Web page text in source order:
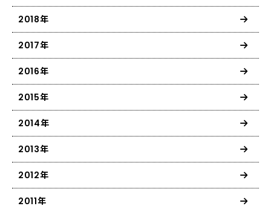
2018年
2017年
2016年
2015年
2014年
2013年
2012年
2011年